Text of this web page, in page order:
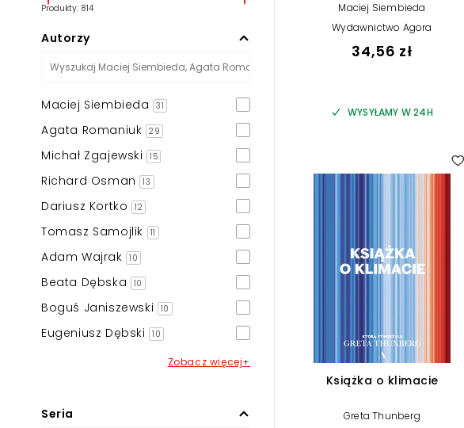
Produkty: 814
Autorzy
Maciej Siembieda 31
Agata Romaniuk 29
Michał Zgajewski 15
Richard Osman 13
Dariusz Kortko 12
Tomasz Samojlik 11
Adam Wajrak 10
Beata Dębska 10
Boguś Janiszewski 10
Eugeniusz Dębski 10
Zobacz więcej+
Seria
Maciej Siembieda
Wydawnictwo Agora
34,56 zł
WYSYŁAMY W 24H
Książka o klimacie
Greta Thunberg